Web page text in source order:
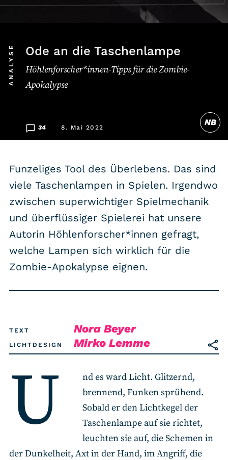
Hören
WASTED WEEKLY
Portfolio Royal
Last Game Standing
Top 5
Random
RSS-Feed
COMMUNITY
Ode an die Taschenlampe
Höhlenforscher*innen-Tipps für die Zombie-
Apokalypse
34 8. Mai 2022
ANALYSE
NB
Funzeliges Tool des Überlebens. Das sind
viele Taschenlampen in Spielen. Irgendwo
zwischen superwichtiger Spielmechanik
und überflüssiger Spielerei hat unsere
Autorin Höhlenforscher*innen gefragt,
welche Lampen sich wirklich für die
Zombie-Apokalypse eignen.
TEXT Nora Beyer
LICHTDESIGN Mirko Lemme
U
nd es ward Licht. Glitzernd,
brennend, Funken sprühend.
Sobald er den Lichtkegel der
Taschenlampe auf sie richtet,
leuchten sie auf, die Schemen in
der Dunkelheit, Axt in der Hand, im Angriff, die